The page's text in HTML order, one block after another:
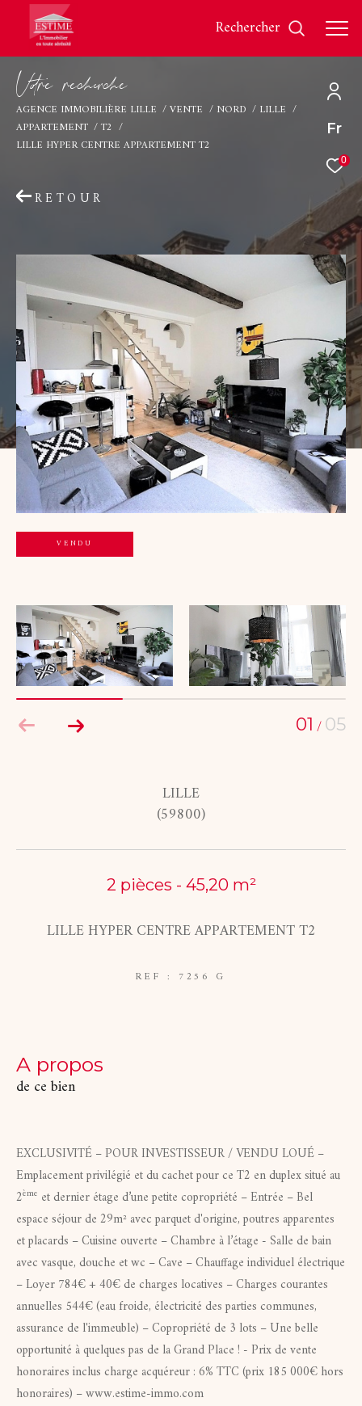
Fr
0
rechercher
Vore recece
AGENCE IMMOBILIÈRE LILLE VENTE NORD
LILLE
APPARTEMENT
T2
LILLE HYPER CENTRE APPARTEMENT T2
RETOUR
VENDU
01 /05
LILLE
(59800)
2 pièces - 45,20 m²
LILLE HYPER CENTRE APPARTEMENT T2
REF : 7256 G
a propos
de ce bien
EXCLUSIVITÉ – POUR INVESTISSEUR / VENDU LOUÉ –
Emplacement privilégié et du cachet pour ce T2 en duplex situé au
2ème et dernier étage d’une petite copropriété – Entrée – Bel
espace séjour de 29m² avec parquet d'origine, poutres apparentes
et placards – Cuisine ouverte – Chambre à l’étage - Salle de bain
avec vasque, douche et wc – Cave – Chauffage individuel électrique
– Loyer 784€ + 40€ de charges locatives – Charges courantes
annuelles 544€ (eau froide, électricité des parties communes,
assurance de l'immeuble) – Copropriété de 3 lots – Une belle
opportunité à quelques pas de la Grand Place ! - Prix de vente
honoraires inclus charge acquéreur : 6% TTC (prix 185 000€ hors
honoraires) – www.estime-immo.com
Effectuer une recherche
Type
bien
Type de bien
Ville
Budget
Budget
Surface
Surface
Pièces
Pièces
Référence
AFFINER LES CRITÈRES
TERRASSE PARKING PISCINE
FILTRER PAR
NOUVEAUTÉS
RECHERCHER